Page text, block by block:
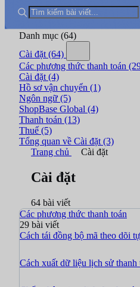
Danh mục (64)
Cài đặt (64)
Các phương thức thanh toán
Cài đặt (4)
Hồ sơ vận chuyển (1)
Ngôn ngữ (5)
ShopBase Global (4)
Thanh toán (13)
Thuế (5)
Tổng quan về Cài đặt (3)
Trang chủ
Cài đặt
Cài đặt
64 bài viết
Các phương thức thanh toán
29 bài viết
Cách tái đồng bộ mã theo dõi
Cách xuất dữ liệu lịch sử thanh